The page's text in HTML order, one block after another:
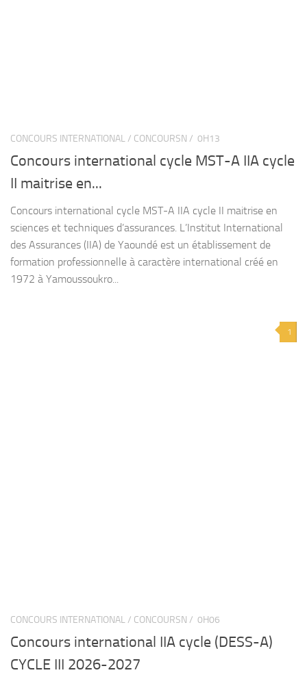
CONCOURS INTERNATIONAL / CONCOURSN / 0H13
Concours international cycle MST-A IIA cycle
II maitrise en...
Concours international cycle MST-A IIA cycle II maitrise en
sciences et techniques d’assurances. L’Institut International
des Assurances (IIA) de Yaoundé est un établissement de
formation professionnelle à caractère international créé en
1972 à Yamoussoukro...
1
CONCOURS INTERNATIONAL / CONCOURSN / 0H06
Concours international IIA cycle (DESS-A)
CYCLE III 2026-2027